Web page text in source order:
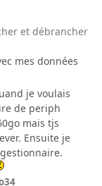
et débrancher
mes données
je voulais
de periph
mais tjs
Ensuite je